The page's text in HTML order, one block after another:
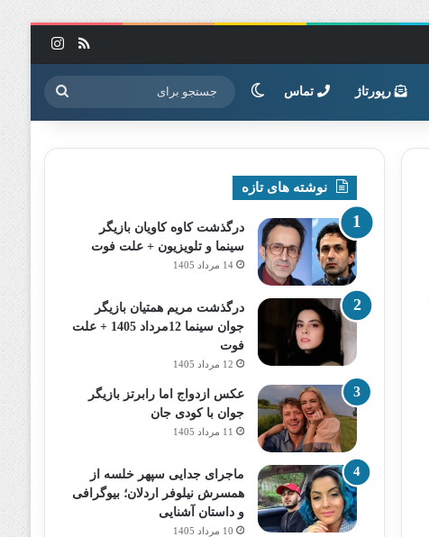
خوراک
رپورتاژ تماس تغییر پوسته جستجو
برای
نوشته های تازه
درگذشت کاوه کاویان بازیگر
سینما و تلویزیون + علت فوت
14 مرداد 1405
درگذشت مریم همتیان بازیگر
جوان سینما 12مرداد 1405 + علت
فوت
12 مرداد 1405
عکس ازدواج اما رابرتز بازیگر
جوان با کودی جان
11 مرداد 1405
ماجرای جدایی سپهر خلسه از
همسرش نیلوفر اردلان؛ بیوگرافی
و داستان آشنایی
10 مرداد 1405